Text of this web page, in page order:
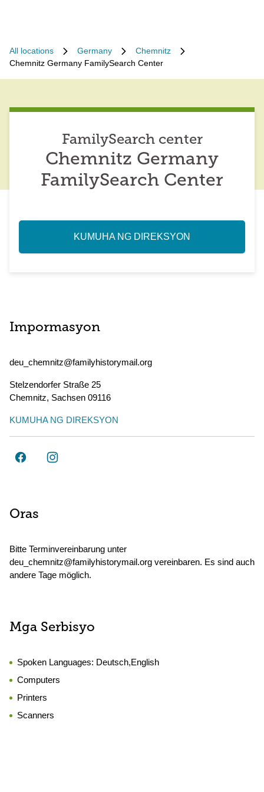
All locations Germany
Chemnitz
Chemnitz Germany FamilySearch Center
FamilySearch center
Chemnitz Germany
FamilySearch Center
KUMUHA NG DIREKSYON
Impormasyon
deu_chemnitz@familyhistorymail.org
Stelzendorfer Straße 25
Chemnitz, Sachsen 09116
KUMUHA NG DIREKSYON
Oras
Bitte Terminvereinbarung unter
deu_chemnitz@familyhistorymail.org vereinbaren. Es sind auch
andere Tage möglich.
Mga Serbisyo
Spoken Languages: Deutsch,English
Computers
Printers
Scanners